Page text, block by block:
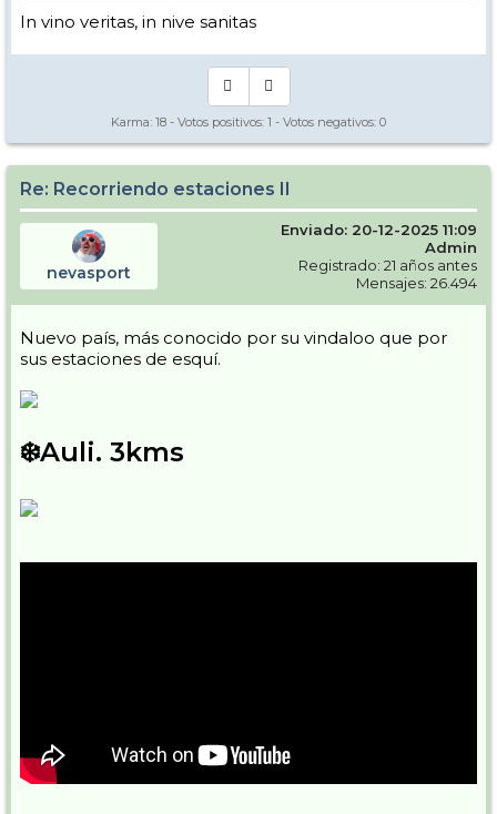
In vino veritas, in nive sanitas
Karma: 18 - Votos positivos: 1 - Votos negativos: 0
Re: Recorriendo estaciones II
nevasport
Enviado: 20-12-2025 11:09
Admin
Registrado: 21 años antes
Mensajes: 26.494
Nuevo país, más conocido por su vindaloo que por
sus estaciones de esquí.
❄️Auli. 3kms